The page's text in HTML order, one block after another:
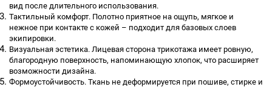
вид после длительного использования.
Тактильный комфорт. Полотно приятное на ощупь, мягкое и
нежное при контакте с кожей – подходит для базовых слоев
экипировки.
Визуальная эстетика. Лицевая сторона трикотажа имеет ровную,
благородную поверхность, напоминающую хлопок, что расширяет
возможности дизайна.
Формоустойчивость. Ткань не деформируется при пошиве, стирке и